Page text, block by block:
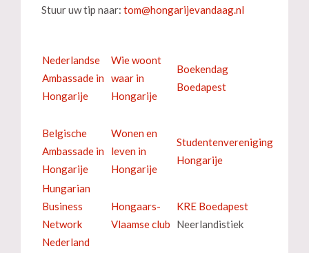
Stuur uw tip naar:
Nederlandse
Ambassade in
Hongarije
Wie woont
waar in
Hongarije
Boekendag
Boedapest
Belgische
Ambassade in
Hongarije
Wonen en
leven in
Hongarije
Studentenvereniging
Hongarije
Hungarian
Business
Network
Nederland
Hongaars-
Vlaamse club
KRE Boedapest
Neerlandistiek